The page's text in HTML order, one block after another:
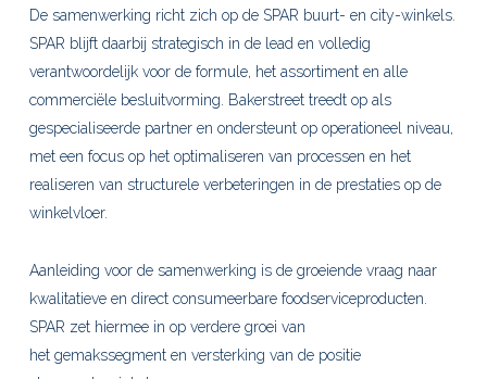
De samenwerking richt zich op de SPAR buurt- en city-winkels.
SPAR blijft daarbij strategisch in de lead en volledig
verantwoordelijk voor de formule, het assortiment en alle
commerciële besluitvorming. Bakerstreet treedt op als
gespecialiseerde partner en ondersteunt op operationeel niveau,
met een focus op het optimaliseren van processen en het
realiseren van structurele verbeteringen in de prestaties op de
winkelvloer.
Aanleiding voor de samenwerking is de groeiende vraag naar
kwalitatieve en direct consumeerbare foodserviceproducten.
SPAR zet hiermee in op verdere groei van
het gemakssegment en versterking van de positie